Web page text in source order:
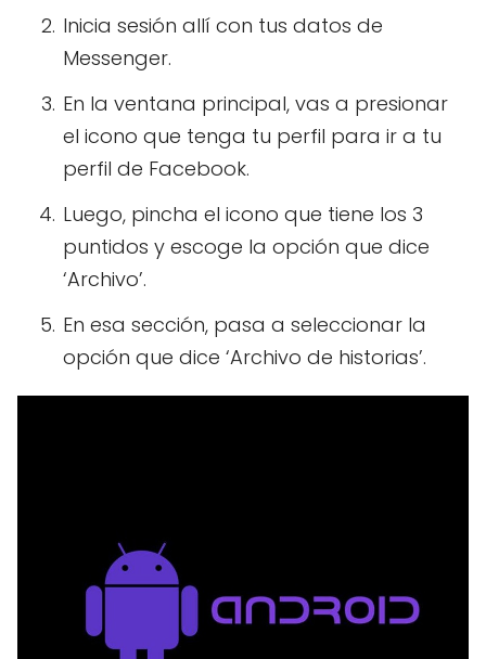
Inicia sesión allí con tus datos de
Messenger.
En la ventana principal, vas a presionar
el icono que tenga tu perfil para ir a tu
perfil de Facebook.
Luego, pincha el icono que tiene los 3
puntidos y escoge la opción que dice
‘Archivo’.
En esa sección, pasa a seleccionar la
opción que dice ‘Archivo de historias’.